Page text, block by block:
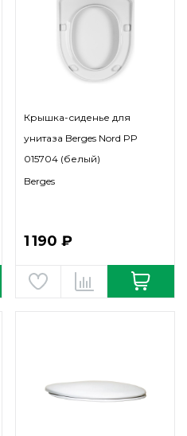
Крышка-сиденье для
унитаза Berges Nord PP
015704 (белый)
Berges
1 190 ₽